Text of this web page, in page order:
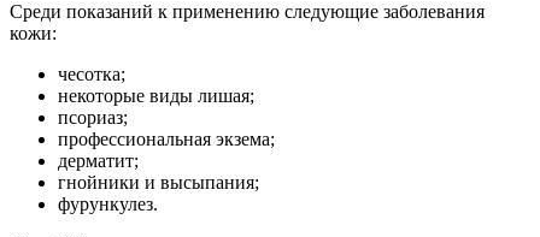
Среди показаний к применению следующие заболевания
кожи:
чесотка;
некоторые виды лишая;
псориаз;
профессиональная экзема;
дерматит;
гнойники и высыпания;
фурункулез.